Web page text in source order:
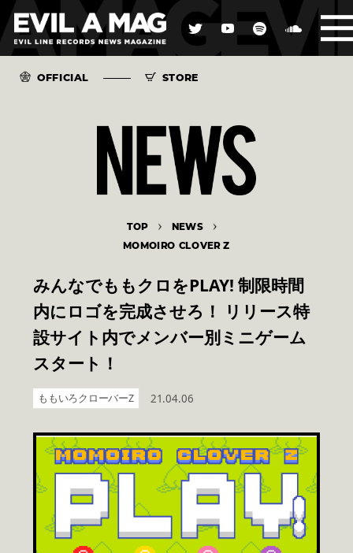
OFFICIAL STORE
TOP NEWS
MOMOIRO CLOVER Z
みんなでももクロをPLAY! 制限時間
内にロゴを完成させろ！ リリース特
設サイト内でメンバー別ミニゲーム
スタート！
ももいろクローバーZ 21.04.06